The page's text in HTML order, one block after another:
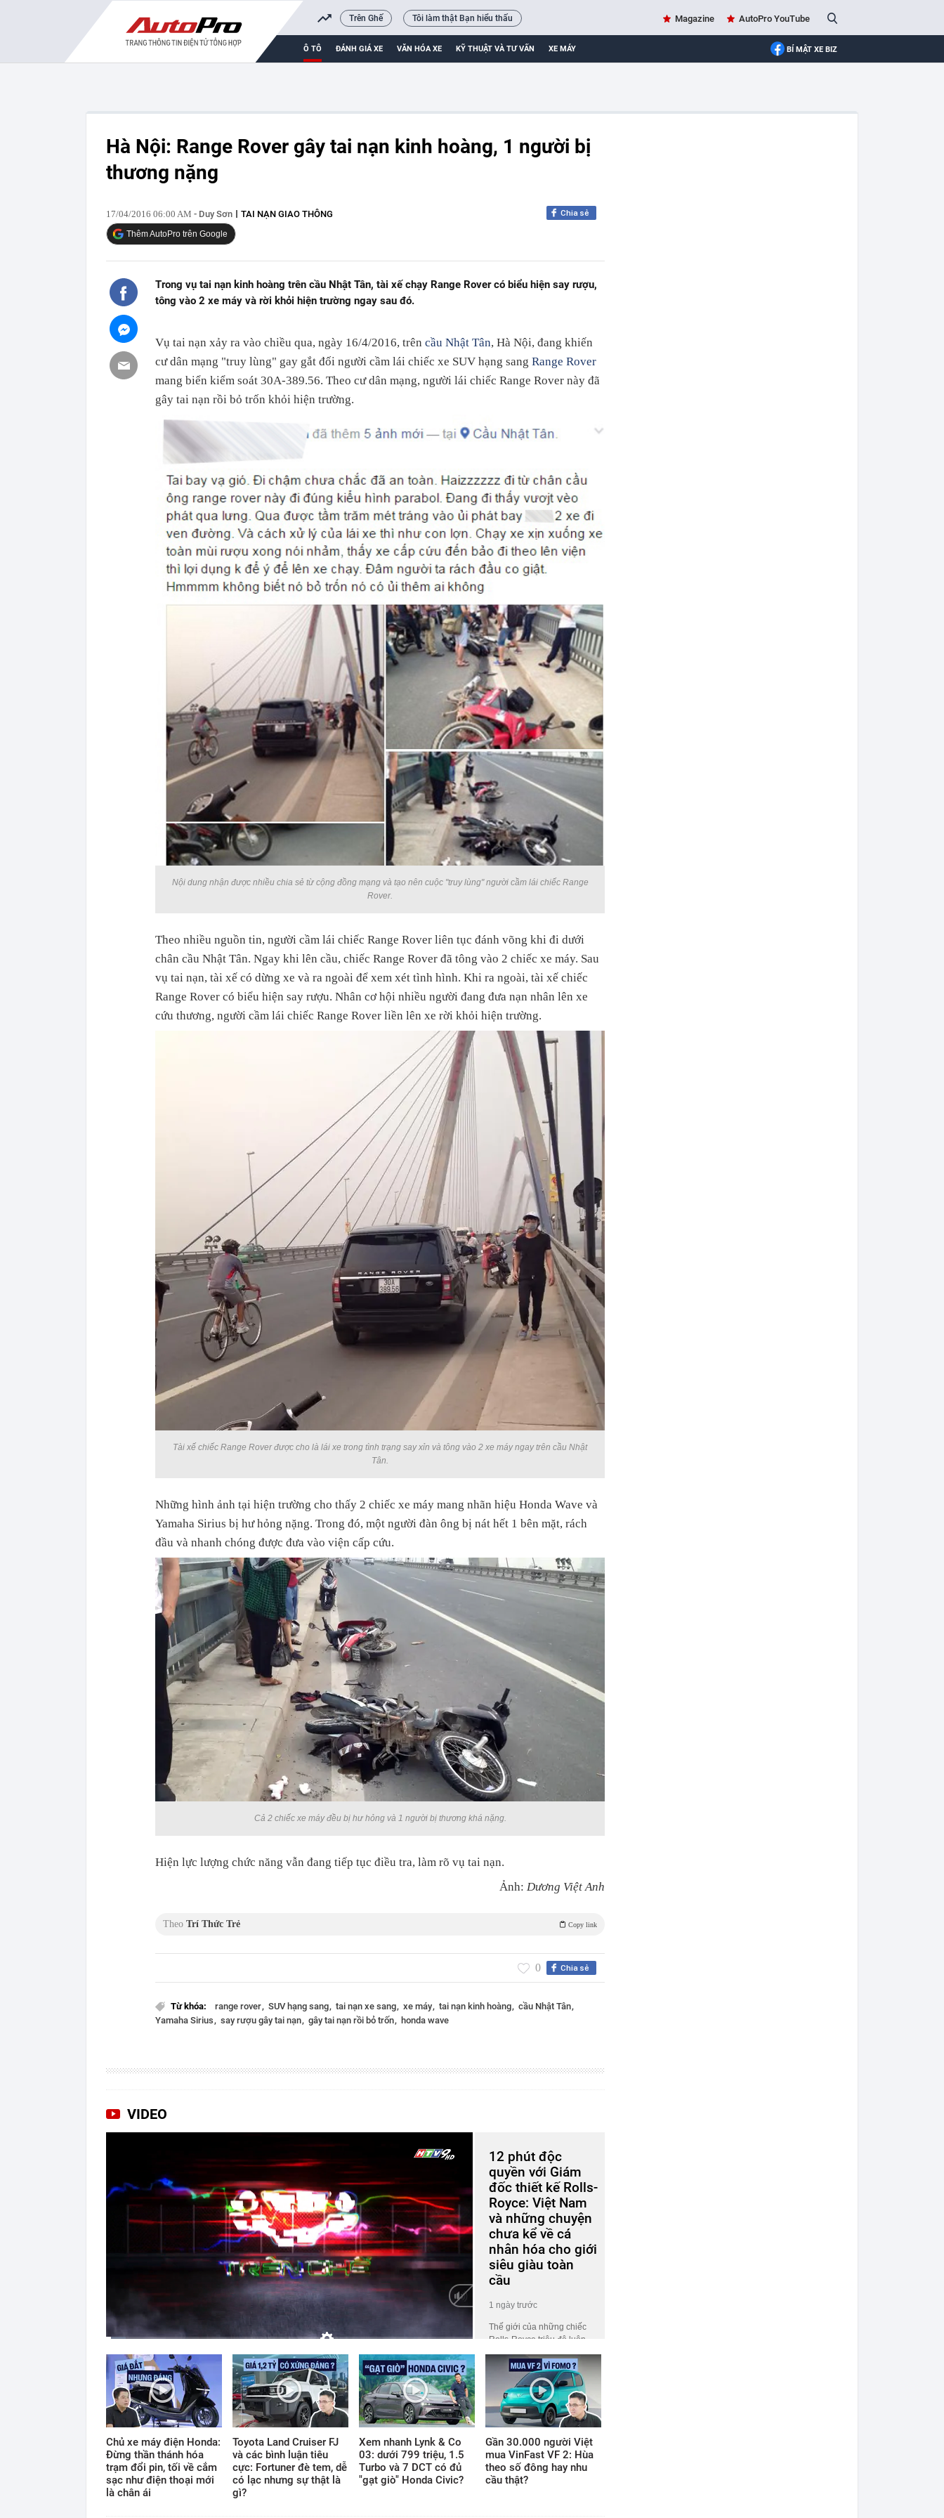
Trên Ghế Tôi làm thật Bạn hiểu thấu Magazine AutoPro YouTube
Ô TÔ ĐÁNH GIÁ XE VĂN HÓA XE KỸ THUẬT VÀ TƯ VẤN XE MÁY BÍ MẬT XE BIZ
Hà Nội: Range Rover gây tai nạn kinh hoàng, 1 người bị
thương nặng
17/04/2016 06:00 AM - Duy Sơn TAI NẠN GIAO THÔNG Chia sẻ
Thêm AutoPro trên Google
Trong vụ tai nạn kinh hoàng trên cầu Nhật Tân, tài xế chạy Range Rover có biểu hiện say rượu,
tông vào 2 xe máy và rời khỏi hiện trường ngay sau đó.
Vụ tai nạn xảy ra vào chiều qua, ngày 16/4/2016, trên cầu Nhật Tân, Hà Nội, đang khiến
cư dân mạng "truy lùng" gay gắt đối người cầm lái chiếc xe SUV hạng sang Range Rover
mang biển kiểm soát 30A-389.56. Theo cư dân mạng, người lái chiếc Range Rover này đã
gây tai nạn rồi bỏ trốn khỏi hiện trường.
Nội dung nhận được nhiều chia sẻ từ cộng đồng mạng và tạo nên cuộc "truy lùng" người cầm lái chiếc Range
Rover.
Theo nhiều nguồn tin, người cầm lái chiếc Range Rover liên tục đánh võng khi đi dưới
chân cầu Nhật Tân. Ngay khi lên cầu, chiếc Range Rover đã tông vào 2 chiếc xe máy. Sau
vụ tai nạn, tài xế có dừng xe và ra ngoài để xem xét tình hình. Khi ra ngoài, tài xế chiếc
Range Rover có biểu hiện say rượu. Nhân cơ hội nhiều người đang đưa nạn nhân lên xe
cứu thương, người cầm lái chiếc Range Rover liền lên xe rời khỏi hiện trường.
Tài xế chiếc Range Rover được cho là lái xe trong tình trạng say xỉn và tông vào 2 xe máy ngay trên cầu Nhật
Tân.
Những hình ảnh tại hiện trường cho thấy 2 chiếc xe máy mang nhãn hiệu Honda Wave và
Yamaha Sirius bị hư hỏng nặng. Trong đó, một người đàn ông bị nát hết 1 bên mặt, rách
đầu và nhanh chóng được đưa vào viện cấp cứu.
Cả 2 chiếc xe máy đều bị hư hỏng và 1 người bị thương khá nặng.
Hiện lực lượng chức năng vẫn đang tiếp tục điều tra, làm rõ vụ tai nạn.
Ảnh: Dương Việt Anh
Theo Trí Thức Trẻ Copy link
Chia sẻ
0
Từ khóa: range rover SUV hạng sang tai nạn xe sang xe máy tai nạn kinh hoàng cầu Nhật Tân
Yamaha Sirius say rượu gây tai nạn gây tai nạn rồi bỏ trốn honda wave
VIDEO
CurrentDuration
12 phút độc
quyền với Giám
đốc thiết kế Rolls-
Royce: Việt Nam
và những chuyện
chưa kể về cá
nhân hóa cho giới
siêu giàu toàn
cầu
1 ngày trước
Thế giới của những chiếc
Rolls-Royce triệu đô luôn
phủ một lớp màn bí ẩn khiến
công chúng tò mò. Ở đó, giá
trị không nằm ở những khối
động cơ gầm rú hay logo
lấp lánh, mà ẩn giấu trong
những tiêu chuẩn chế tác
khắt khe thách thức mọi giới
hạn thông thường của thế
giới vật chất.
Chủ xe máy điện Honda:
Đừng thần thánh hóa
trạm đổi pin, tối về cắm
sạc như điện thoại mới
là chân ái
Toyota Land Cruiser FJ
và các bình luận tiêu
cực: Fortuner đè tem, dễ
có lạc nhưng sự thật là
gì?
Xem nhanh Lynk & Co
03: dưới 799 triệu, 1.5
Turbo và 7 DCT có đủ
"gạt giò" Honda Civic?
Gần 30.000 người Việt
mua VinFast VF 2: Hùa
theo số đông hay nhu
cầu thật?